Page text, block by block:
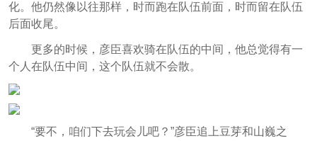
化。他仍然像以往那样，时而跑在队伍前面，时而留在队伍
后面收尾。
更多的时候，彦臣喜欢骑在队伍的中间，他总觉得有一
个人在队伍中间，这个队伍就不会散。
“要不，咱们下去玩会儿吧？”彦臣追上豆芽和山巍之